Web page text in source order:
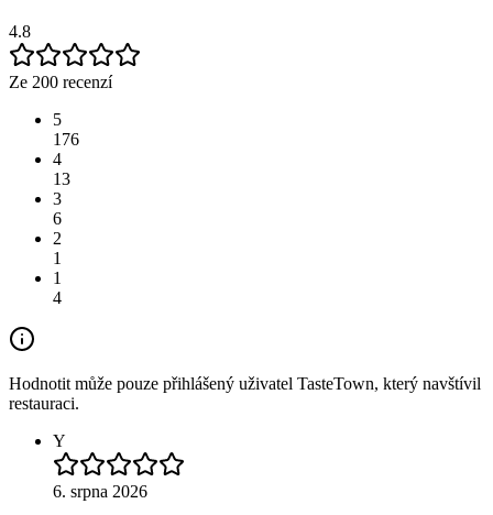
4.8
Ze 200 recenzí
5
176
4
13
3
6
2
1
1
4
Hodnotit může pouze přihlášený uživatel TasteTown, který navštívil
restauraci.
Y
6. srpna 2026